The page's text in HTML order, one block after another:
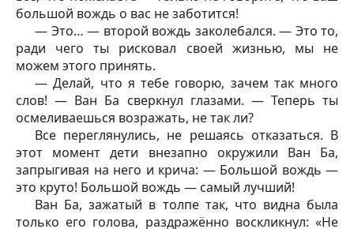
большой вождь о вас не заботится!
— Это… — второй вождь заколебался. — Это то,
ради чего ты рисковал своей жизнью, мы не
можем этого принять.
— Делай, что я тебе говорю, зачем так много
слов! — Ван Ба сверкнул глазами. — Теперь ты
осмеливаешься возражать, не так ли?
Все переглянулись, не решаясь отказаться. В
этот момент дети внезапно окружили Ван Ба,
запрыгивая на него и крича: — Большой вождь —
это круто! Большой вождь — самый лучший!
Ван Ба, зажатый в толпе так, что видна была
только его голова, раздражённо воскликнул: «Не